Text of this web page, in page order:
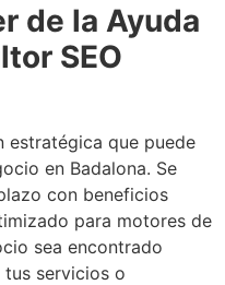
de la Ayuda
SEO
estratégica que puede
en Badalona. Se
con beneficios
para motores de
sea encontrado
servicios o